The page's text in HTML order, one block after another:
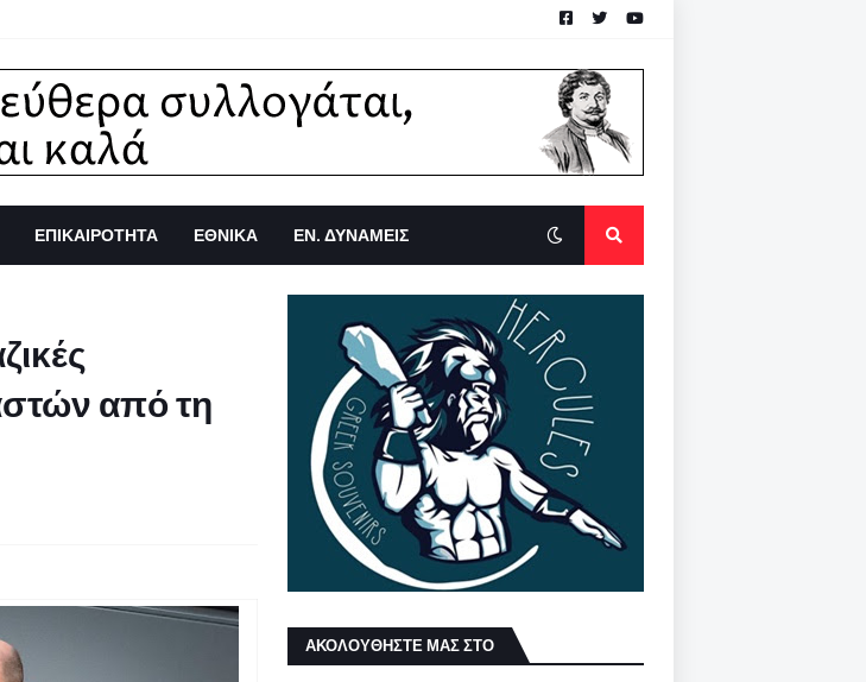
ΕΠΙΚΑΙΡΟΤΗΤΑ ΕΘΝΙΚΑ ΕΝ. ΔΥΝΑΜΕΙΣ
από τη
ΑΚΟΛΟΥΘΗΣΤΕ ΜΑΣ ΣΤΟ